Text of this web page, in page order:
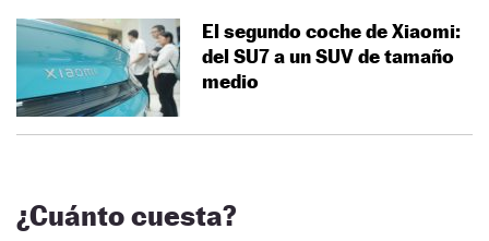
El segundo coche de Xiaomi:
del SU7 a un SUV de tamaño
medio
¿Cuánto cuesta?